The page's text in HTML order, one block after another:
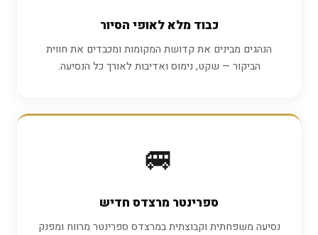
כבוד מלא לאופי הסיור
הנהגים מבינים את קדושת המקומות ומכבדים את חווית
הביקור — שקט, נימוס ואדיבות לאורך כל הנסיעה.
🚐
ספרינטר מרצדס חדיש
נסיעה משפחתית וקבוצתית במרצדס ספרינטר מרווח ומפנק